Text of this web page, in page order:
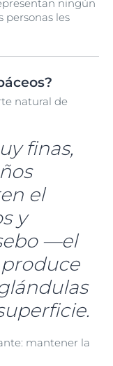
ningún
personas les
natural de
finas,
el
y
—el
mantener la